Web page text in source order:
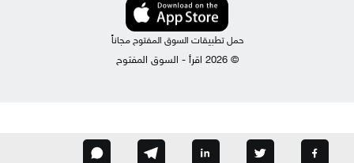
حمل تطبيقات السوق المفتوح مجاناً
© 2026 اقرأ - السوق المفتوح